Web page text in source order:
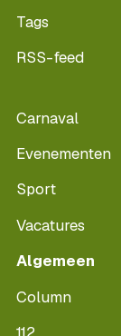
Tags
RSS-feed
Carnaval
Evenementen
Sport
Vacatures
Algemeen
Column